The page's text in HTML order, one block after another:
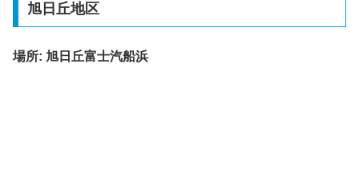
旭日丘地区
場所: 旭日丘富士汽船浜